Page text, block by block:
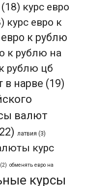
(18) курс евро
курс евро к
евро к рублю
к рублю на
рублю цб
в нарве (19)
валют
латвия (3)
курс
(2) обменять евро на
курсы